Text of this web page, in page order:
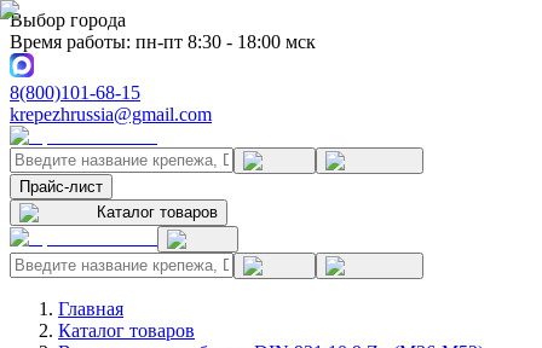
Выбор города
Время работы: пн-пт 8:30 - 18:00 мск
8(800)101-68-15
krepezhrussia@gmail.com
Прайс-лист
Каталог товаров
Главная
Каталог товаров